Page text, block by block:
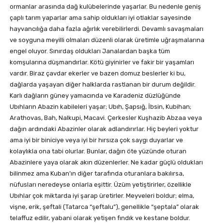
ormanlar arasında dağ kulübelerinde yaşarlar. Bu nedenle geniş
çaplı tarım yaparlar ama sahip oldukları iyi otlaklar sayesinde
hayvancılığa daha fazla ağırlık verebilirlerdi. Devamlı savaşmaları
ve soyguna meyilli olmaları düzenli olarak üretimle uğraşmalarına
engel oluyor. Sınırdaş oldukları Janalardan başka tüm
komşularına düşmandırlar. Kötü giyinirler ve fakir bir yaşamları
vardır. Biraz çavdar ekerler ve bazen domuz beslerler ki bu,
dağlarda yaşayan diğer halklarda rastlanan bir durum değildir.
Karlı dağların güney yamacında ve Karadeniz düzlüğünde
Ubıhların Abazin kabileleri yaşar; Ubıh, Şapsığ, İbsin, Kubihan;
Arathovas, Bah, Nalkupi, Macavi. Çerkesler Kuşhazib Abzaa veya
dağın ardındaki Abazinler olarak adlandırırlar. Hiç beyleri yoktur
ama iyi bir biniciye veya iyi bir hırsıza çok saygı duyarlar ve
kolaylıkla ona tabi olurlar. Bunlar, dağın öte yüzünde oturan
Abazinlere yaya olarak akın düzenlerler. Ne kadar güçlü oldukları
bilinmez ama Kuban’ın diğer tarafında oturanlara bakılırsa,
nüfusları neredeyse onlarla eşittir. Üzüm yetiştirirler, özellikle
Ubıhlar çok miktarda iyi şarap üretirler. Meyveleri boldur; elma,
vişne, erik, şeftali (Tatarca “şeftalu”), genellikle “şeptala” olarak
telaffuz edilir, yabani olarak yetişen fındık ve kestane boldur.